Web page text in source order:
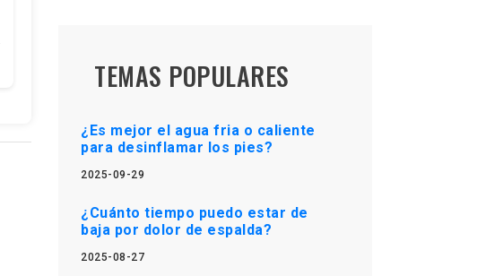
TEMAS POPULARES
¿Es mejor el agua fria o caliente
para desinflamar los pies?
2025-09-29
¿Cuánto tiempo puedo estar de
baja por dolor de espalda?
2025-08-27